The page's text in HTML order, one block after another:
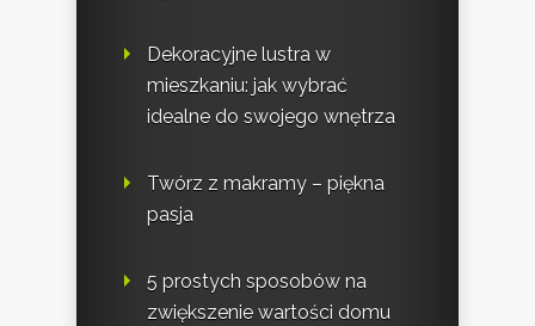
Dekoracyjne lustra w
mieszkaniu: jak wybrać
idealne do swojego wnętrza
Twórz z makramy – piękna
pasja
5 prostych sposobów na
zwiększenie wartości domu